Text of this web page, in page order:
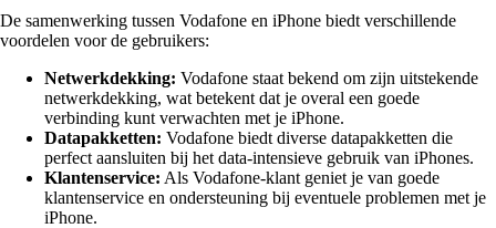
De samenwerking tussen Vodafone en iPhone biedt verschillende
voordelen voor de gebruikers:
Netwerkdekking: Vodafone staat bekend om zijn uitstekende
netwerkdekking, wat betekent dat je overal een goede
verbinding kunt verwachten met je iPhone.
Datapakketten: Vodafone biedt diverse datapakketten die
perfect aansluiten bij het data-intensieve gebruik van iPhones.
Klantenservice: Als Vodafone-klant geniet je van goede
klantenservice en ondersteuning bij eventuele problemen met je
iPhone.